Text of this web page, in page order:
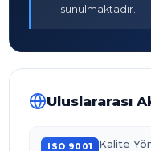
sunulmaktadır.
Uluslararası
ISO 9001 Kalite